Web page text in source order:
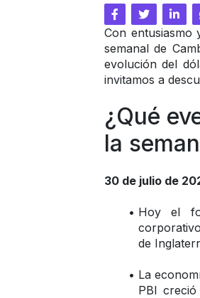
Con entusiasmo
semanal de
evolución del
invitamos a
¿Qué
la
30 de julio de
Hoy el
de
La
PBI